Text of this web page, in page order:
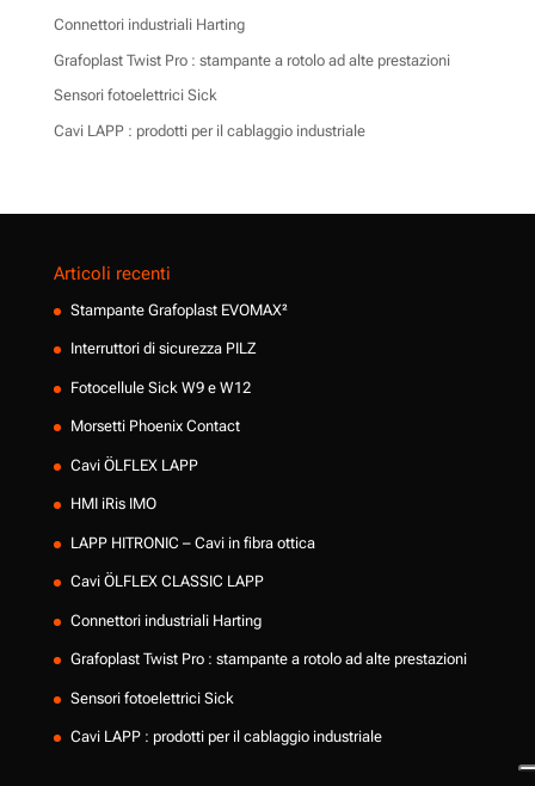
Connettori industriali Harting
Grafoplast Twist Pro : stampante a rotolo ad alte prestazioni
Sensori fotoelettrici Sick
Cavi LAPP : prodotti per il cablaggio industriale
Articoli recenti
Stampante Grafoplast EVOMAX²
Interruttori di sicurezza PILZ
Fotocellule Sick W9 e W12
Morsetti Phoenix Contact
Cavi ÖLFLEX LAPP
HMI iRis IMO
LAPP HITRONIC – Cavi in fibra ottica
Cavi ÖLFLEX CLASSIC LAPP
Connettori industriali Harting
Grafoplast Twist Pro : stampante a rotolo ad alte prestazioni
Sensori fotoelettrici Sick
Cavi LAPP : prodotti per il cablaggio industriale